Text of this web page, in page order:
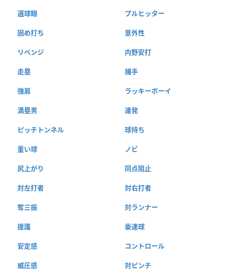
選球眼 プルヒッター
固め打ち 意外性
リベンジ 内野安打
走塁 捕手
強肩 ラッキーボーイ
満塁男 連発
ピッチトンネル 球持ち
重い球 ノビ
尻上がり 同点阻止
対左打者 対右打者
奪三振 対ランナー
援護 豪速球
安定感 コントロール
威圧感 対ピンチ